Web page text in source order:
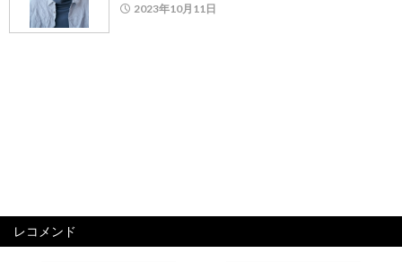
2023年10月11日
レコメンド